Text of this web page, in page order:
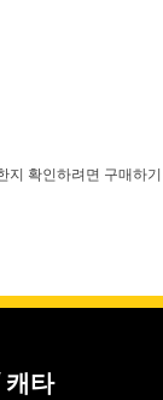
확인하려면 구매하
캐타